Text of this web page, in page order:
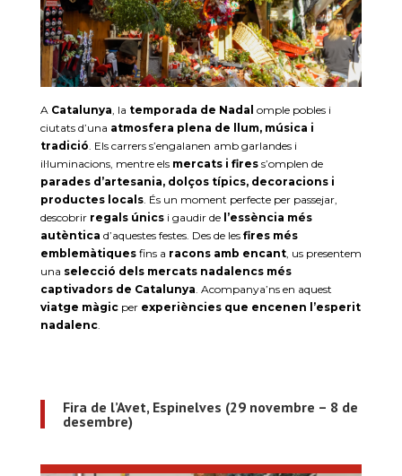
A Catalunya , la temporada de Nadal omple pobles i
ciutats d’una atmosfera plena de llum, música i
tradició . Els carrers s’engalanen amb garlandes i
il·luminacions, mentre els mercats i firess’omplen de
parades d’artesania, dolços típics, decoracions i
productes locals. És un moment perfecte per passejar,
descobrir regals únicsi gaudir de l’essència més
autèntica d’aquestes festes. Des de les fires més
emblemàtiquesfins a racons amb encant, us presentem
una selecció dels mercats nadalencs més
captivadors de Catalunya . Acompanya’ns en aquest
viatge màgicper experiències que encenen l’esperit
nadalenc.
Fira de l’Avet, Espinelves (29 novembre – 8 de
desembre)